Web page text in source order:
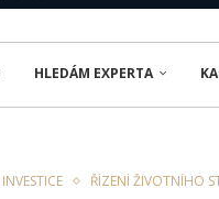
HLEDÁM EXPERTA
ŘÍZENÍ ŽIVOTNÍHO